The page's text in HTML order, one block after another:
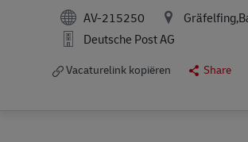
AV-215250
Deutsche Post AG
Vacaturelink kopiëren Share